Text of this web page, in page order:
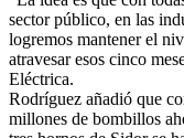
sector público, en las
logremos mantener el
atravesar esos cinco
Eléctrica.
Rodríguez añadió que
millones de bombillos